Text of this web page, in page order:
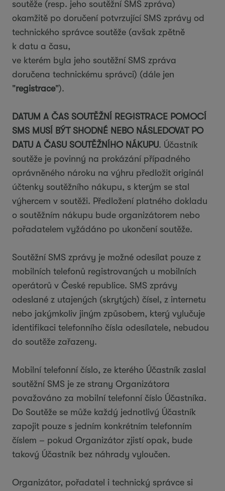
soutěže (resp. jeho soutěžní SMS zpráva)
okamžitě po doručení potvrzující SMS zprávy od
technického správce soutěže (avšak zpětně
k datu a času,
ve kterém byla jeho soutěžní SMS zpráva
doručena technickému správci) (dále jen
"registrace").
DATUM A ČAS SOUTĚŽNÍ REGISTRACE POMOCÍ
SMS MUSÍ BÝT SHODNÉ NEBO NÁSLEDOVAT PO
DATU A ČASU SOUTĚŽNÍHO NÁKUPU. Účastník
soutěže je povinný na prokázání případného
oprávněného nároku na výhru předložit originál
účtenky soutěžního nákupu, s kterým se stal
výhercem v soutěži. Předložení platného dokladu
o soutěžním nákupu bude organizátorem nebo
pořadatelem vyžádáno po ukončení soutěže.
Soutěžní SMS zprávy je možné odesílat pouze z
mobilních telefonů registrovaných u mobilních
operátorů v České republice. SMS zprávy
odeslané z utajených (skrytých) čísel, z internetu
nebo jakýmkoliv jiným způsobem, který vylučuje
identifikaci telefonního čísla odesílatele, nebudou
do soutěže zařazeny.
Mobilní telefonní číslo, ze kterého Účastník zaslal
soutěžní SMS je ze strany Organizátora
považováno za mobilní telefonní číslo Účastníka.
Do Soutěže se může každý jednotlivý Účastník
zapojit pouze s jedním konkrétním telefonním
číslem – pokud Organizátor zjistí opak, bude
takový Účastník bez náhrady vyloučen.
Organizátor, pořadatel i technický správce si